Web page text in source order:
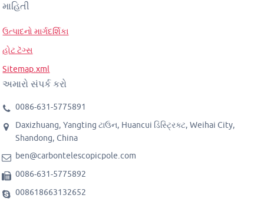
માહિતી
ઉત્પાદનો માર્ગદર્શિકા
હોટ ટૅગ્સ
Sitemap.xml
અમારો સંપર્ક કરો
0086-631-5775891
Daxizhuang, Yangting ટાઉન, Huancui ડિસ્ટ્રિક્ટ, Weihai City,
Shandong, China
ben@carbontelescopicpole.com
0086-631-5775892
008618663132652